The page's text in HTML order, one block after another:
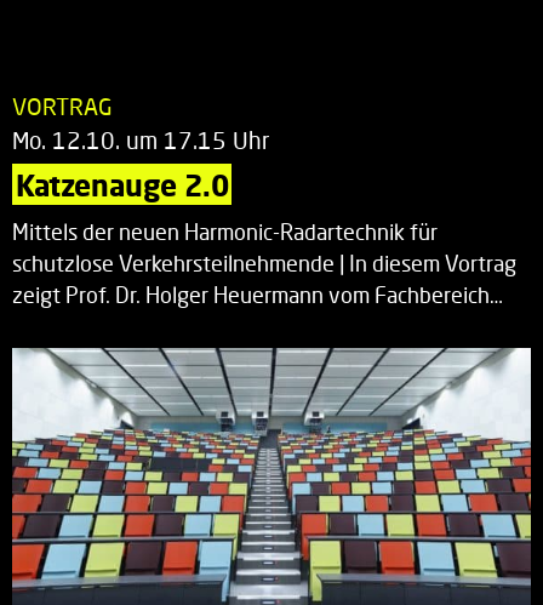
VORTRAG
Mo. 12.10. um 17.15 Uhr
Katzenauge 2.0
Mittels der neuen Harmonic-Radartechnik für
schutzlose Verkehrsteilnehmende | In diesem Vortrag
zeigt Prof. Dr. Holger Heuermann vom Fachbereich…